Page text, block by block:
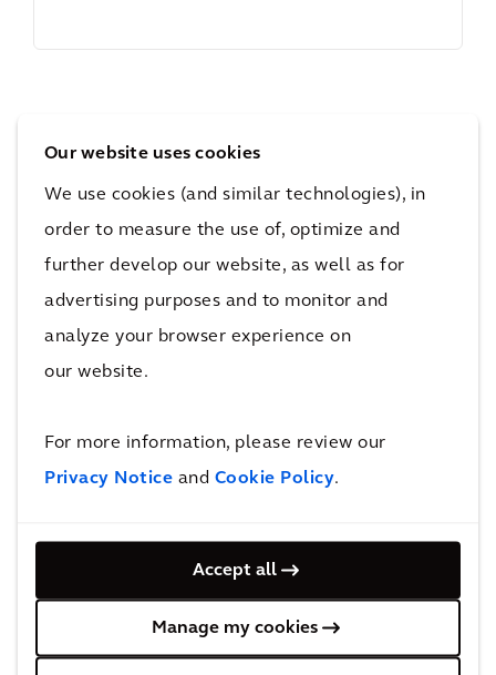
Our website uses cookies
We use cookies (and similar technologies), in
order to measure the use of, optimize and
further develop our website, as well as for
advertising purposes and to monitor and
analyze your browser experience on
our website.
For more information, please review our
Privacy Notice and Cookie Policy.
Accept all
Manage my cookies
Kontaktieren Sie Andrea Prasse
Solution Leader Net Zero Facilities and Sustainable